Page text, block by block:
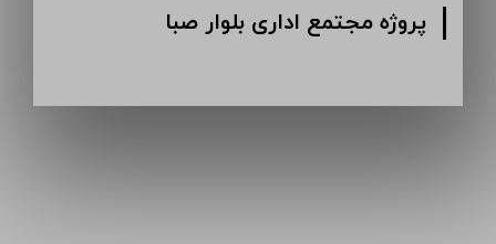
پروژه مجتمع اداری بلوار صبا